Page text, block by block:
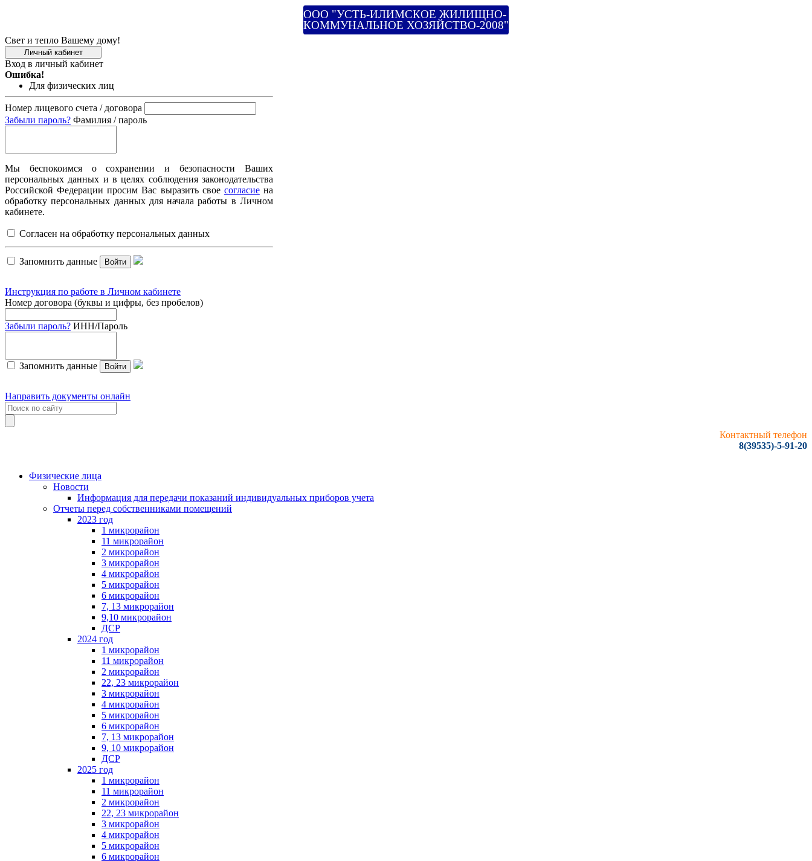
ООО "УСТЬ-ИЛИМСКОЕ ЖИЛИЩНО-
КОММУНАЛЬНОЕ ХОЗЯЙСТВО-2008"
Свет и тепло Вашему дому!
Личный кабинет
Вход в личный кабинет
Ошибка!
Для физических лиц
Номер лицевого счета / договора
Забыли пароль? Фамилия / пароль
Мы беспокоимся о сохранении и безопасности Ваших
персональных данных и в целях соблюдения законодательства
Российской Федерации просим Вас выразить свое согласиена
обработку персональных данных для начала работы в Личном
кабинете.
Согласен на обработку персональных данных
Запомнить данные Войти
Инструкция по работе в Личном кабинете
Номер договора (буквы и цифры, без пробелов)
Забыли пароль? ИНН/Пароль
Запомнить данные Войти
Направить документы онлайн
Контактный телефон
8(39535)-5-91-20
Физические лица
Новости
Информация для передачи показаний индивидуальных приборов учета
Отчеты перед собственниками помещений
2023 год
1 микрорайон
11 микрорайон
2 микрорайон
3 микрорайон
4 микрорайон
5 микрорайон
6 микрорайон
7, 13 микрорайон
9,10 микрорайон
ДСР
2024 год
1 микрорайон
11 микрорайон
2 микрорайон
22, 23 микрорайон
3 микрорайон
4 микрорайон
5 микрорайон
6 микрорайон
7, 13 микрорайон
9, 10 микрорайон
ДСР
2025 год
1 микрорайон
11 микрорайон
2 микрорайон
22, 23 микрорайон
3 микрорайон
4 микрорайон
5 микрорайон
6 микрорайон